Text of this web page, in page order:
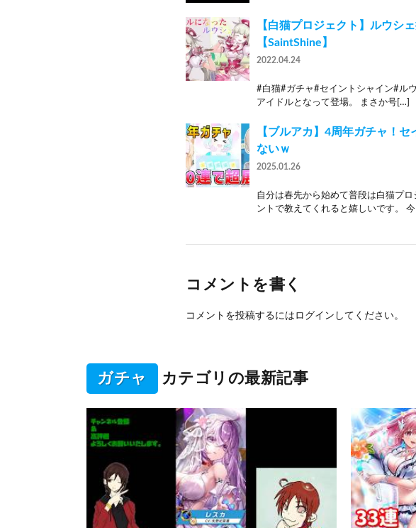
【白猫プロジェクト】ルウシ
【SaintShine】
2022.04.24
#白猫#ガチャ#セイントシャイン#ル
アイドルとなって登場。 まさか号[…]
【ブルアカ】4周年ガチャ！
ないｗ
2025.01.26
自分は春先から始めて普段は白猫プ
ントで教えてくれると嬉しいです。
コメントを書く
コメントを投稿するには ログイン してください。
ガチャ カテゴリの最新記事